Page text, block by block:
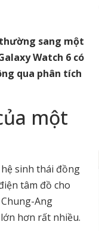
sang một
Watch 6 có
qua phân tích
một
sinh thái đồng
tâm đồ cho
Ang
hơn rất nhiều.